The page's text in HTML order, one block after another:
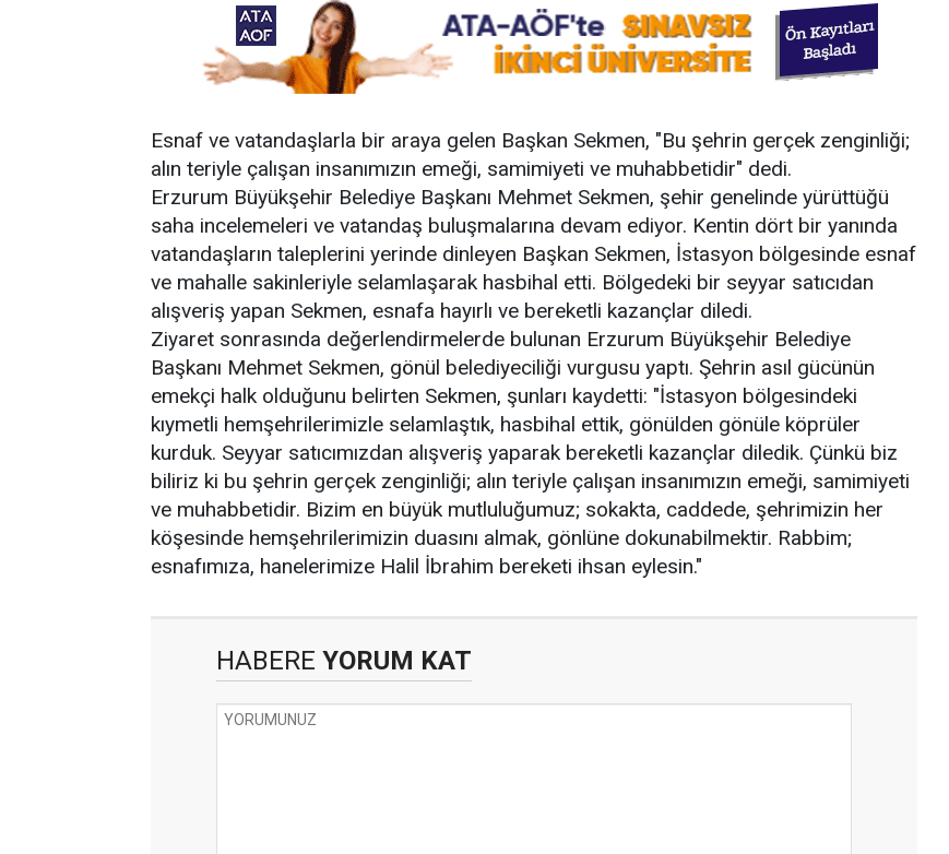
Esnaf ve vatandaşlarla bir araya gelen Başkan Sekmen, "Bu şehrin gerçek zenginliği;
alın teriyle çalışan insanımızın emeği, samimiyeti ve muhabbetidir" dedi.
Erzurum Büyükşehir Belediye Başkanı Mehmet Sekmen, şehir genelinde yürüttüğü
saha incelemeleri ve vatandaş buluşmalarına devam ediyor. Kentin dört bir yanında
vatandaşların taleplerini yerinde dinleyen Başkan Sekmen, İstasyon bölgesinde esnaf
ve mahalle sakinleriyle selamlaşarak hasbihal etti. Bölgedeki bir seyyar satıcıdan
alışveriş yapan Sekmen, esnafa hayırlı ve bereketli kazançlar diledi.
Ziyaret sonrasında değerlendirmelerde bulunan Erzurum Büyükşehir Belediye
Başkanı Mehmet Sekmen, gönül belediyeciliği vurgusu yaptı. Şehrin asıl gücünün
emekçi halk olduğunu belirten Sekmen, şunları kaydetti: "İstasyon bölgesindeki
kıymetli hemşehrilerimizle selamlaştık, hasbihal ettik, gönülden gönüle köprüler
kurduk. Seyyar satıcımızdan alışveriş yaparak bereketli kazançlar diledik. Çünkü biz
biliriz ki bu şehrin gerçek zenginliği; alın teriyle çalışan insanımızın emeği, samimiyeti
ve muhabbetidir. Bizim en büyük mutluluğumuz; sokakta, caddede, şehrimizin her
köşesinde hemşehrilerimizin duasını almak, gönlüne dokunabilmektir. Rabbim;
esnafımıza, hanelerimize Halil İbrahim bereketi ihsan eylesin."
HABERE YORUM KAT